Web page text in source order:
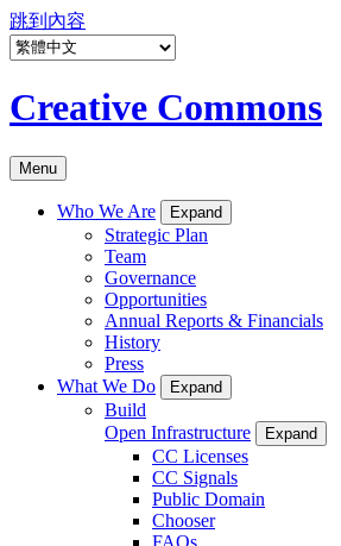
跳到內容
Creative Commons
Menu
Who We Are Expand
Strategic Plan
Team
Governance
Opportunities
Annual Reports & Financials
History
Press
What We Do
Expand
Build
Open Infrastructure
Expand
CC Licenses
CC Signals
Public Domain
Chooser
FAQs